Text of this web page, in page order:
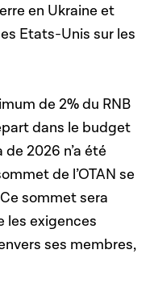
en Ukraine et
Etats-Unis sur les
de 2% du RNB
dans le budget
2026 n’a été
de l’OTAN se
sommet sera
les exigences
ses membres,